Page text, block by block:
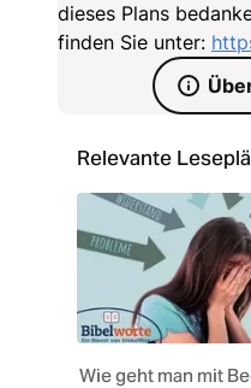
dieses Plans
finden Sie unter:
Relevante
Wie geht man mit